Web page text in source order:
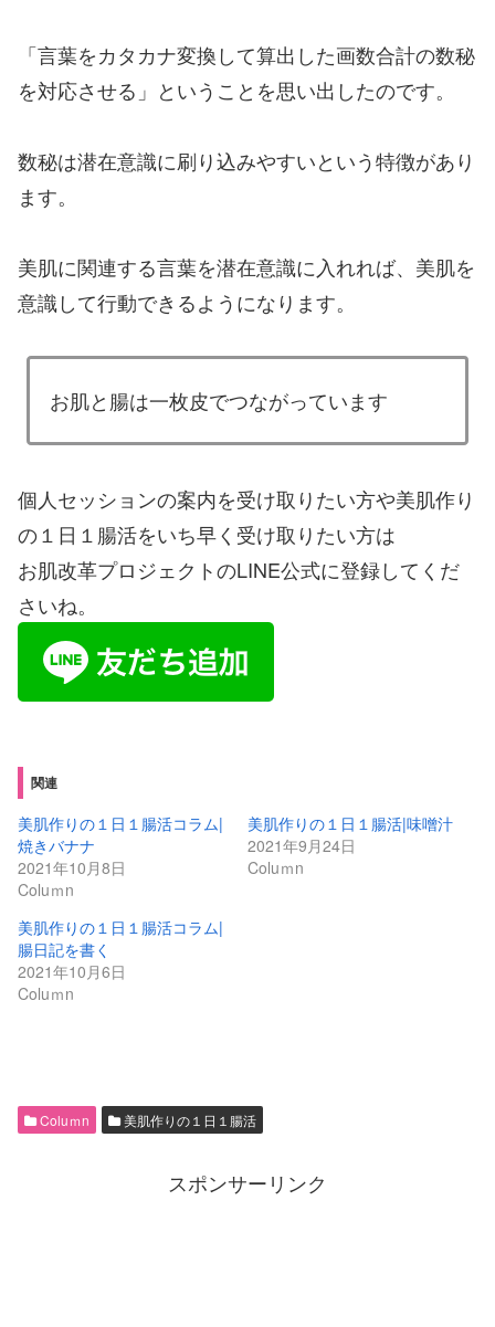
「言葉をカタカナ変換して算出した画数合計の数秘
を対応させる」ということを思い出したのです。
数秘は潜在意識に刷り込みやすいという特徴があり
ます。
美肌に関連する言葉を潜在意識に入れれば、美肌を
意識して行動できるようになります。
お肌と腸は一枚皮でつながっています
個人セッションの案内を受け取りたい方や美肌作り
の１日１腸活をいち早く受け取りたい方は
お肌改革プロジェクトのLINE公式に登録してくだ
さいね。
関連
美肌作りの１日１腸活コラム|
焼きバナナ
2021年10月8日
Coluｍn
美肌作りの１日１腸活|味噌汁
2021年9月24日
Coluｍn
美肌作りの１日１腸活コラム|
腸日記を書く
2021年10月6日
Coluｍn
Coluｍn 美肌作りの１日１腸活
スポンサーリンク